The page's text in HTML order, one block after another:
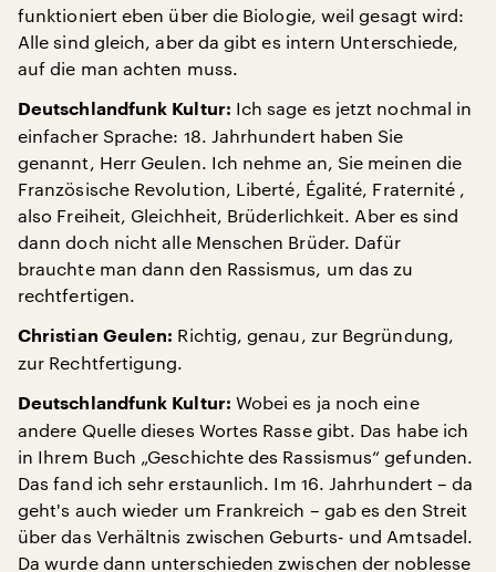
funktioniert eben über die Biologie, weil gesagt wird:
Alle sind gleich, aber da gibt es intern Unterschiede,
auf die man achten muss.
Deutschlandfunk Kultur: Ich sage es jetzt nochmal in
einfacher Sprache: 18. Jahrhundert haben Sie
genannt, Herr Geulen. Ich nehme an, Sie meinen die
Französische Revolution, Liberté, Égalité, Fraternité ,
also Freiheit, Gleichheit, Brüderlichkeit. Aber es sind
dann doch nicht alle Menschen Brüder. Dafür
brauchte man dann den Rassismus, um das zu
rechtfertigen.
Christian Geulen: Richtig, genau, zur Begründung,
zur Rechtfertigung.
Deutschlandfunk Kultur: Wobei es ja noch eine
andere Quelle dieses Wortes Rasse gibt. Das habe ich
in Ihrem Buch „Geschichte des Rassismus“ gefunden.
Das fand ich sehr erstaunlich. Im 16. Jahrhundert – da
geht's auch wieder um Frankreich – gab es den Streit
über das Verhältnis zwischen Geburts- und Amtsadel.
Da wurde dann unterschieden zwischen der noblesse